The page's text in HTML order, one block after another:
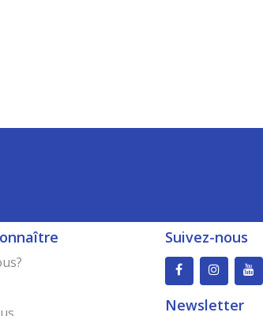
Suivez-nous
Newsletter